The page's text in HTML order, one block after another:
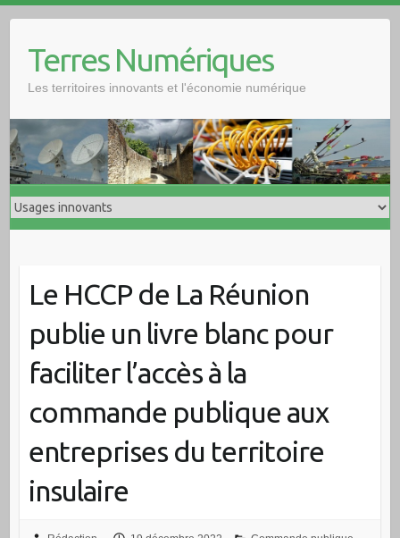
Terres Numériques
Les territoires innovants et l'économie numérique
Le HCCP de La Réunion
publie un livre blanc pour
faciliter l’accès à la
commande publique aux
entreprises du territoire
insulaire